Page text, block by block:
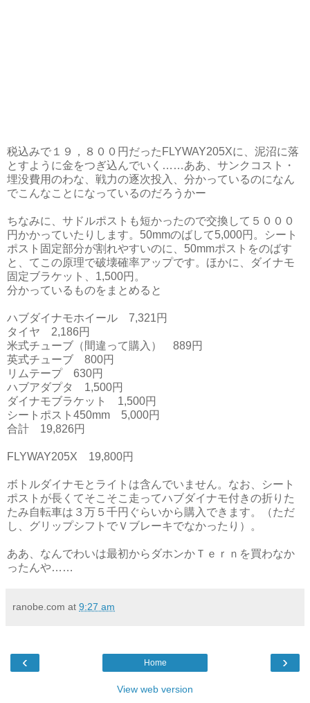
税込みで１９，８００円だったFLYWAY205Xに、泥沼に落
とすように金をつぎ込んでいく……ああ、サンクコスト・
埋没費用のわな、戦力の逐次投入、分かっているのになん
でこんなことになっているのだろうかー
ちなみに、サドルポストも短かったので交換して５０００
円かかっていたりします。50mmのばして5,000円。シート
ポスト固定部分が割れやすいのに、50mmポストをのばす
と、てこの原理で破壊確率アップです。ほかに、ダイナモ
固定ブラケット、1,500円。
分かっているものをまとめると
ハブダイナモホイール 7,321円
タイヤ 2,186円
米式チューブ（間違って購入） 889円
英式チューブ 800円
リムテープ 630円
ハブアダプタ 1,500円
ダイナモブラケット 1,500円
シートポスト450mm 5,000円
合計 19,826円
FLYWAY205X 19,800円
ボトルダイナモとライトは含んでいません。なお、シート
ポストが長くてそこそこ走ってハブダイナモ付きの折りた
たみ自転車は３万５千円ぐらいから購入できます。（ただ
し、グリップシフトでＶブレーキでなかったり）。
ああ、なんでわいは最初からダホンかＴｅｒｎを買わなか
ったんや……
ranobe.com at 9:27 am
‹ ›
Home
View web version